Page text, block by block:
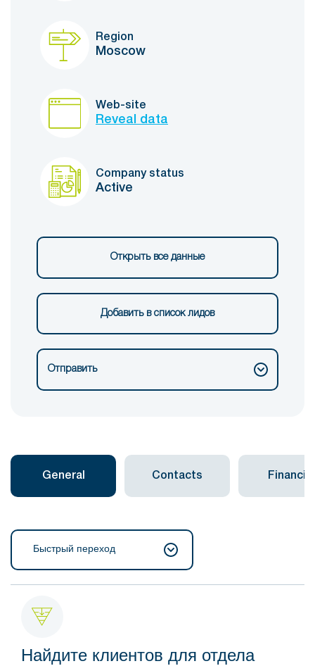
Region
Moscow
Web-site
Reveal data
Company status
Active
Открыть все данные
Добавить в список лидов
Отправить
General Contacts Financial
Быстрый переход
Найдите клиентов для отдела